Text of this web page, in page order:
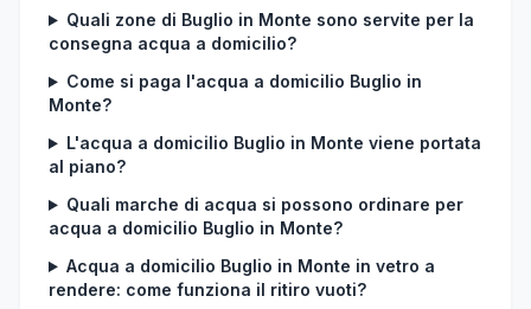
Quali zone di Buglio in Monte sono servite per la
consegna acqua a domicilio?
Come si paga l'acqua a domicilio Buglio in
Monte?
L'acqua a domicilio Buglio in Monte viene portata
al piano?
Quali marche di acqua si possono ordinare per
acqua a domicilio Buglio in Monte?
Acqua a domicilio Buglio in Monte in vetro a
rendere: come funziona il ritiro vuoti?